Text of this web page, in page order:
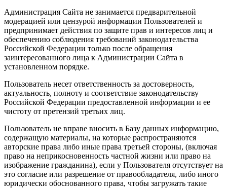
Администрация Сайта не занимается предварительной
модерацией или цензурой информации Пользователей и
предпринимает действия по защите прав и интересов лиц и
обеспечению соблюдения требований законодательства
Российской Федерации только после обращения
заинтересованного лица к Администрации Сайта в
установленном порядке.
Пользователь несет ответственность за достоверность,
актуальность, полноту и соответствие законодательству
Российской Федерации предоставленной информации и ее
чистоту от претензий третьих лиц.
Пользователь не вправе вносить в Базу данных информацию,
содержащую материалы, на которые распространяются
авторские права либо иные права третьей стороны, (включая
право на неприкосновенность частной жизни или право на
изображение гражданина), если у Пользователя отсутствует на
это согласие или разрешение от правообладателя, либо иного
юридически обоснованного права, чтобы загружать такие